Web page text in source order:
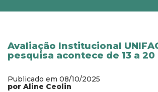
Avaliação Institucional
pesquisa acontece de 13 a
Publicado em 08/10/2025
por Aline Ceolin